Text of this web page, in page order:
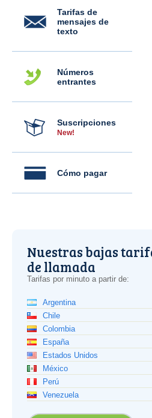
Tarifas de
mensajes de
texto
Números
entrantes
Suscripciones
New!
Cómo pagar
Nuestras bajas
de llamada
Tarifas por minuto a partir de:
Argentina
Chile
Colombia
España
Estados Unidos
México
Perú
Venezuela